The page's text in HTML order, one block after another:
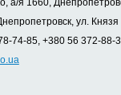
а/я 1660,
ул.
74-85, +380 56 372-88-